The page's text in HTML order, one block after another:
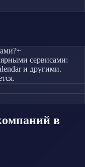
+
сервисами:
и другими.
в